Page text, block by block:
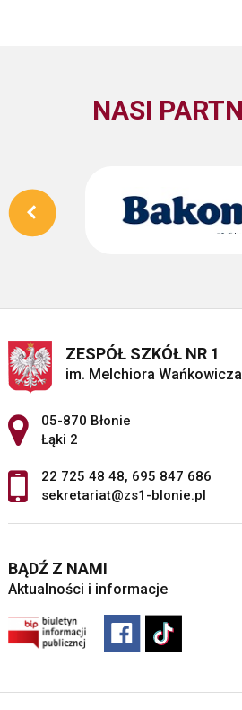
NASI
ZESPÓŁ SZKÓŁ NR 1
im. Melchiora Wańkowicza
Adres pocztowy:
05-870 Błonie
Łąki 2
22 725 48 48, 695 847 686
sekretariat@zs1-blonie.pl
BĄDŹ Z NAMI
Aktualności i informacje